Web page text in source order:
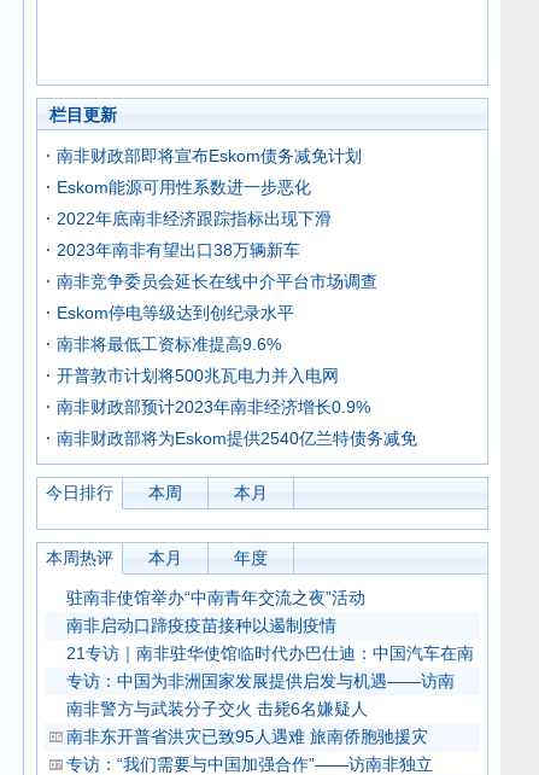
栏目更新
南非财政部即将宣布Eskom债务减免计划
Eskom能源可用性系数进一步恶化
2022年底南非经济跟踪指标出现下滑
2023年南非有望出口38万辆新车
南非竞争委员会延长在线中介平台市场调查
Eskom停电等级达到创纪录水平
南非将最低工资标准提高9.6%
开普敦市计划将500兆瓦电力并入电网
南非财政部预计2023年南非经济增长0.9%
南非财政部将为Eskom提供2540亿兰特债务减免
今日排行 本周 本月
本周热评 本月 年度
驻南非使馆举办“中南青年交流之夜”活动
南非启动口蹄疫疫苗接种以遏制疫情
21专访｜南非驻华使馆临时代办巴仕迪：中国汽车在南
专访：中国为非洲国家发展提供启发与机遇——访南
南非警方与武装分子交火 击毙6名嫌疑人
南非东开普省洪灾已致95人遇难 旅南侨胞驰援灾
专访：“我们需要与中国加强合作”——访南非独立